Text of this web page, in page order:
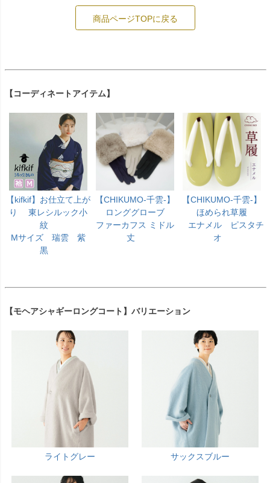
商品ページTOPに戻る
【コーディネートアイテム】
【kifkif】お仕立て上が
り 東レシルック小
紋
Mサイズ 瑞雲 紫
黒
【CHIKUMO-千雲-】
ロンググローブ
ファーカフス ミドル
丈
【CHIKUMO-千雲-】
ほめられ草履
エナメル ピスタチ
オ
【モヘアシャギーロングコート】バリエーション
ライトグレー サックスブルー